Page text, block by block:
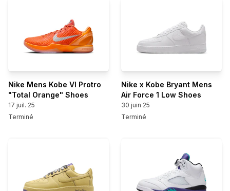
Nike Mens Kobe VI Protro
"Total Orange" Shoes
17 juil. 25
Terminé
Nike x Kobe Bryant Mens
Air Force 1 Low Shoes
30 juin 25
Terminé